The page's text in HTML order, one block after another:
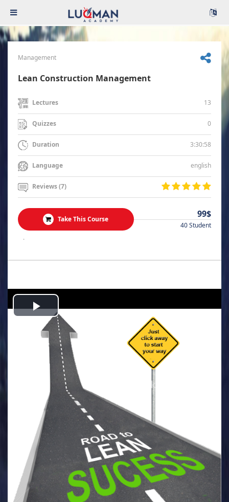
Management
Lean Construction Management
Lectures 13
Quizzes 0
Duration 3:30:58
Language english
Reviews (7)
Take This Course 99$
40 Student
.
Play
Video